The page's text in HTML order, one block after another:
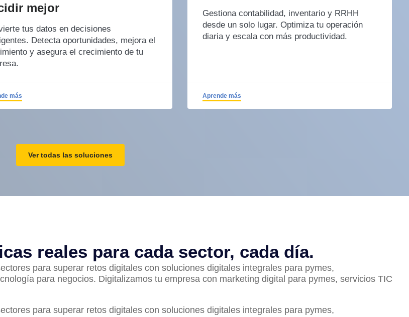
mejor
tus datos en decisiones
Detecta oportunidades, mejora el
y asegura el crecimiento de tu
más
Gestiona contabilidad, inventario y RRHH
desde un solo lugar. Optimiza tu operación
diaria y escala con más productividad.
Aprende más
Ver todas las soluciones
reales para cada sector, cada día.
para superar retos digitales con soluciones digitales integrales para pymes,
para negocios. Digitalizamos tu empresa con marketing digital para pymes, servicios TIC
para superar retos digitales con soluciones digitales integrales para pymes,